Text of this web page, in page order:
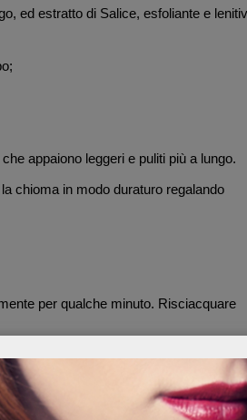
ed estratto di Salice, esfoliante e
appaiono leggeri e puliti più a lungo.
chioma in modo duraturo regalando
per qualche minuto. Risciacquare